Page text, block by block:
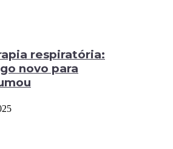
respiratória:
novo para